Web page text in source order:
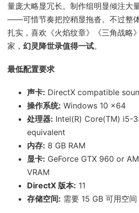
量庞大略显冗长。制作组明显倾注大
——可惜节奏把控稍显拖沓。不过整
扎实，喜欢《火焰纹章》《三角战略
家， 幻灵降世录值得一试。
最低配置要求
声卡: DirectX compatible
操作系统: Windows 10 x64
处理器: Intel(R) Core(TM) i5-
equivalent
内存: 8 GB RAM
显卡: GeForce GTX 960 or
VRAM
DirectX 版本: 11
存储空间: 需要 15 GB 可用空间